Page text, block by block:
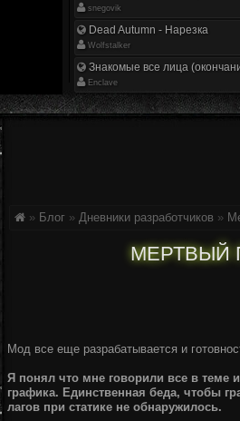
snegovik
Dead Autumn - Нарезка
Wolfstalker
Знакомые все лица
Enclave
» Блог » Дневники разработчиков »
МЕРТВЫЙ
Мод все еще разрабатывается и
Я понял что мне говорили все в теме
графика. Единственная беда, чтобы
лагов при статике не обнаружилось.